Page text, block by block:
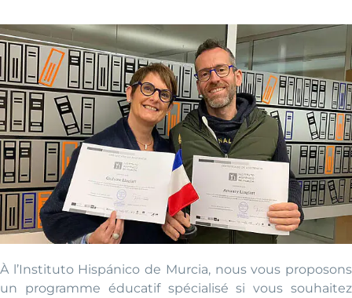
À l’Instituto Hispánico de Murcia, nous vous proposons
un programme éducatif spécialisé si vous souhaitez